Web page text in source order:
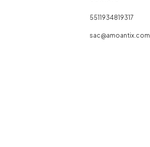
5511934819317
sac@amoantix.com